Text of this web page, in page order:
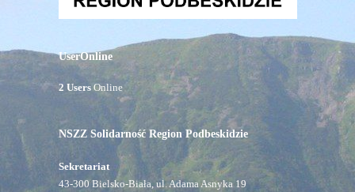
UserOnline
2 UsersOnline
NSZZ Solidarność Region Podbeskidzie
Sekretariat
43-300 Bielsko-Biała, ul. Adama Asnyka 19